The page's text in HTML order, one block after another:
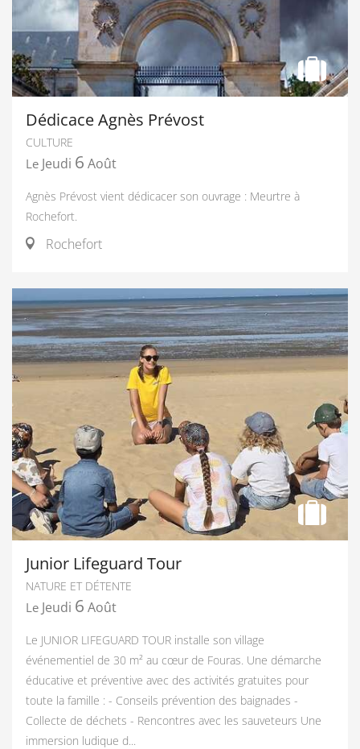
Dédicace Agnès Prévost
CULTURE
Le Jeudi 6 Août
Agnès Prévost vient dédicacer son ouvrage : Meurtre à
Rochefort.
Rochefort
Junior Lifeguard Tour
NATURE ET DÉTENTE
Le Jeudi 6 Août
Le JUNIOR LIFEGUARD TOUR installe son village
événementiel de 30 m² au cœur de Fouras. Une démarche
éducative et préventive avec des activités gratuites pour
toute la famille : - Conseils prévention des baignades -
Collecte de déchets - Rencontres avec les sauveteurs Une
immersion ludique d...